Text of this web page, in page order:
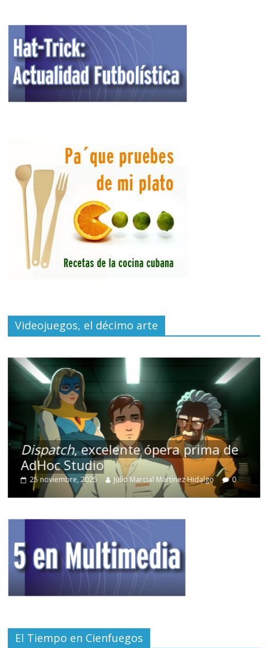
Videojuegos, el décimo arte
Dispatch, excelente ópera prima de
AdHoc Studio
25 noviembre, 2025 Julio Marcial Martínez Hidalgo 0
El Tiempo en Cienfuegos